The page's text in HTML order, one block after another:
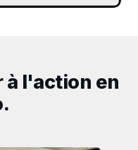
à l'action en